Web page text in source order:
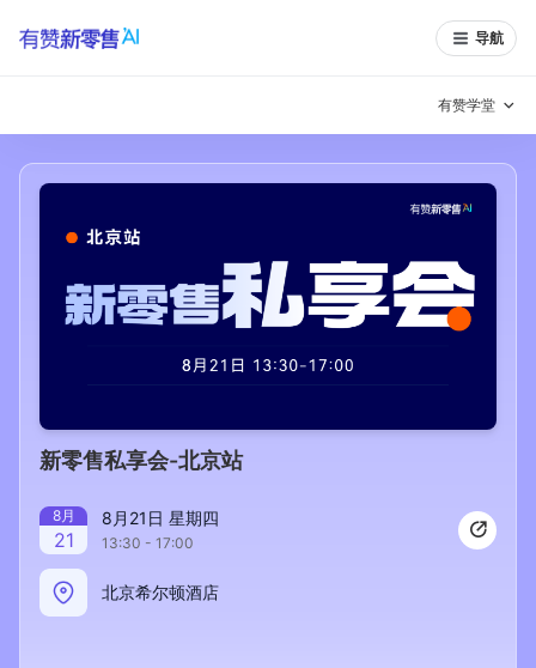
导航
有赞学堂
有赞说增长
私域日历
有赞说案例拆解 有赞专家说
有赞春季发布会
新零售大会
AllValue
新零售私享会-北京站
8月
21
8月21日 星期四
13:30 - 17:00
北京希尔顿酒店